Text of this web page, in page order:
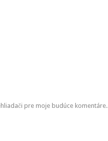
pre moje budúce komentáre.